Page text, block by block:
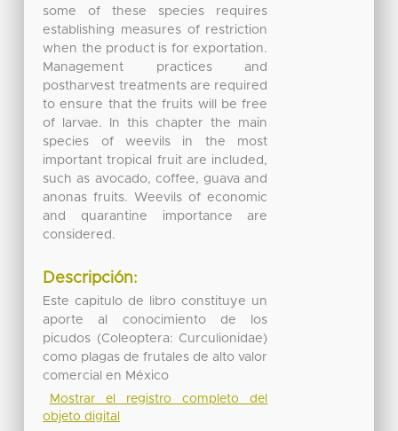
some of these species requires
establishing measures of restriction
when the product is for exportation.
Management practices and
postharvest treatments are required
to ensure that the fruits will be free
of larvae. In this chapter the main
species of weevils in the most
important tropical fruit are included,
such as avocado, coffee, guava and
anonas fruits. Weevils of economic
and quarantine importance are
considered.
Descripción:
Este capitulo de libro constituye un
aporte al conocimiento de los
picudos (Coleoptera: Curculionidae)
como plagas de frutales de alto valor
comercial en México
Mostrar el registro completo del
objeto digital